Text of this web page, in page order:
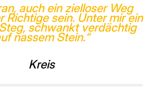
auch ein zielloser Weg
Richtige sein. Unter mir ein
schwankt verdächtig
nassem Stein.“
Kreis